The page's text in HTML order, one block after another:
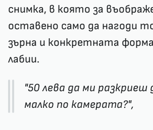
снимка, в която за
оставено само да нагоди
зърна и конкретната
лабии.
"50 лева да ми
малко по камерата?",